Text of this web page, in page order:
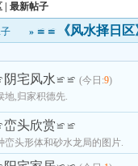
最新帖子
» ≌≌《风水择日
宅风水≌≌ (今日:9)
地,归家积德先.
头欣赏≌≌
峦头形体和砂水龙局的图片.